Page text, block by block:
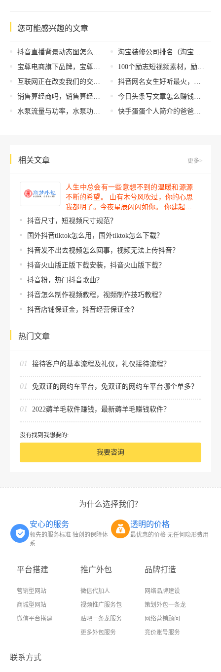
您可能感兴趣的文章
抖音直播背景动态图怎么弄，抖音直播背景动态图怎么弄自由设置？
宝尊电商旗下品牌，宝尊旗下电商品牌？
互联网正在改变我们的交流方式作文150字，互联网正在改变我们的交流方式作文英语？
销售算经商吗，销售算经商吗知乎？
水泵流量与功率，水泵功率与流量扬程的关系？
淘宝装修公司排名（淘宝装修店铺装修）
100个励志短视频素材，励志短视频素材收集？
抖音网名女生好听最火，最热抖音女生网名大全？
今日头条写文章怎么赚钱（今日头条如何写文章赚钱）
快手蛋蛋个人简介的爸爸，快手蛋蛋家境？
相关文章 更多>
人生中总会有一些意想不到的温暖和源源
不断的希望。 山有木兮风吹过，你的心思
我都明了。今夜星辰闪闪如你。 你建起…
抖音尺寸，短视频尺寸规范？
国外抖音tiktok怎么用，国外tiktok怎么下载？
抖音发不出去视频怎么回事，视频无法上传抖音？
抖音火山版正版下载安装，抖音火山版下载？
抖音粉，热门抖音歌曲？
抖音怎么制作视频教程，视频制作技巧教程？
抖音店铺保证金，抖音经营保证金？
热门文章
01 接待客户的基本流程及礼仪，礼仪接待流程？
01 免双证的网约车平台，免双证的网约车平台哪个单多？
01 2022薅羊毛软件赚钱，最新薅羊毛赚钱软件？
没有找到我想要的:
我要咨询
为什么选择我们？
安心的服务
领先的服务标准 独创的保障体
系
透明的价格
最优惠的价格 无任何隐形费用
平台搭建
营销型网站
商城型网站
微信平台搭建
推广外包
微信代加人
视频推广服务包
贴吧一条龙服务
更多外包服务
品牌打造
网络品牌建设
策划外包一条龙
网络营销顾问
竞价账号服务
联系方式